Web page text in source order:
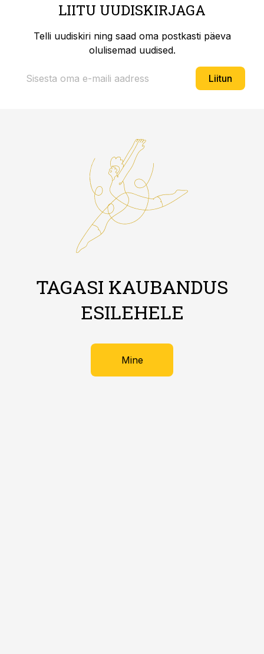
LIITU UUDISKIRJAGA
Telli uudiskiri ning saad oma postkasti päeva
olulisemad uudised.
Liitun
TAGASI KAUBANDUS
ESILEHELE
Mine